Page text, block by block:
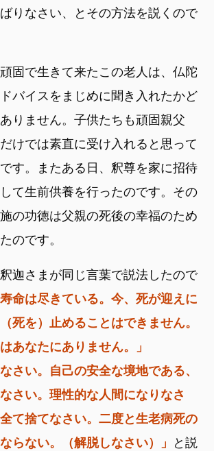
りなさい、とその方法を説くので
固で生きて来たこの老人は、仏陀
バイスをまじめに聞き入れたかど
りません。子供たちも頑固親父
けでは素直に受け入れると思って
す。またある日、釈尊を家に招待
て生前供養を行ったのです。その
の功徳は父親の死後の幸福のため
のです。
迦さまが同じ言葉で説法したので
寿命は尽きている。今、死が迎えに
死を）止めることはできません。
あなたにありません。」
さい。自己の安全な境地である、
さい。理性的な人間になりなさ
て捨てなさい。二度と生老病死の
らない。（解脱しなさい）」
と説